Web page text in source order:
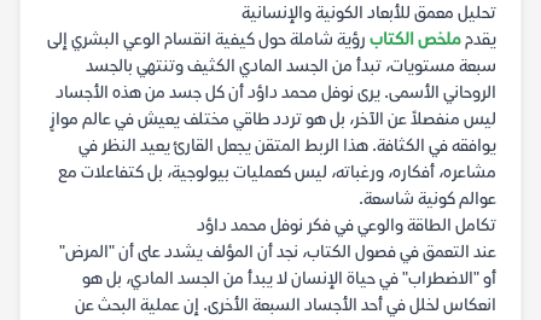
تحليل معمق للأبعاد الكونية والإنسانية
يقدمملخص الكتاب رؤية شاملة حول كيفية انقسام الوعي البشري إلى
سبعة مستويات، تبدأ من الجسد المادي الكثيف وتنتهي بالجسد
الروحاني الأسمى. يرى نوفل محمد داؤد أن كل جسد من هذه الأجساد
ليس منفصلاً عن الآخر، بل هو تردد طاقي مختلف يعيش في عالم موازٍ
يوافقه في الكثافة. هذا الربط المتقن يجعل القارئ يعيد النظر في
مشاعره، أفكاره، ورغباته، ليس كعمليات بيولوجية، بل كتفاعلات مع
عوالم كونية شاسعة.
تكامل الطاقة والوعي في فكر نوفل محمد داؤد
عند التعمق في فصول الكتاب، نجد أن المؤلف يشدد على أن "المرض"
أو "الاضطراب" في حياة الإنسان لا يبدأ من الجسد المادي، بل هو
انعكاس لخلل في أحد الأجساد السبعة الأخرى. إن عملية البحث عن